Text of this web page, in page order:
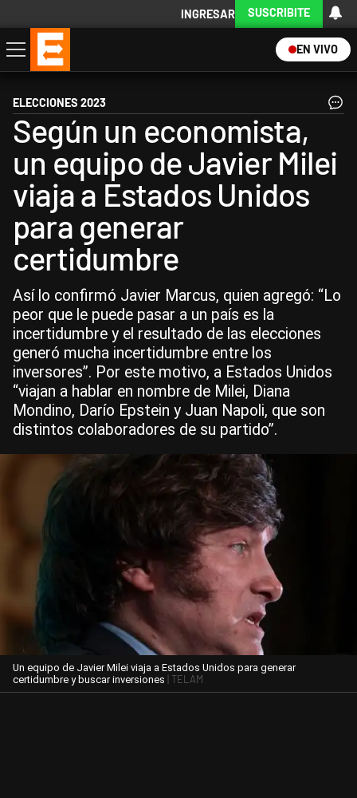
INGRESAR SUSCRIBITE
EN VIVO
Economía
Política
Internacional
Actualidad
Descargá la App
ELECCIONES 2023
Según un economista,
un equipo de Javier Milei
viaja a Estados Unidos
para generar
certidumbre
Así lo confirmó Javier Marcus, quien agregó: “Lo
peor que le puede pasar a un país es la
incertidumbre y el resultado de las elecciones
generó mucha incertidumbre entre los
inversores”. Por este motivo, a Estados Unidos
“viajan a hablar en nombre de Milei, Diana
Mondino, Darío Epstein y Juan Napoli, que son
distintos colaboradores de su partido”.
Un equipo de Javier Milei viaja a Estados Unidos para generar
certidumbre y buscar inversiones | TELAM